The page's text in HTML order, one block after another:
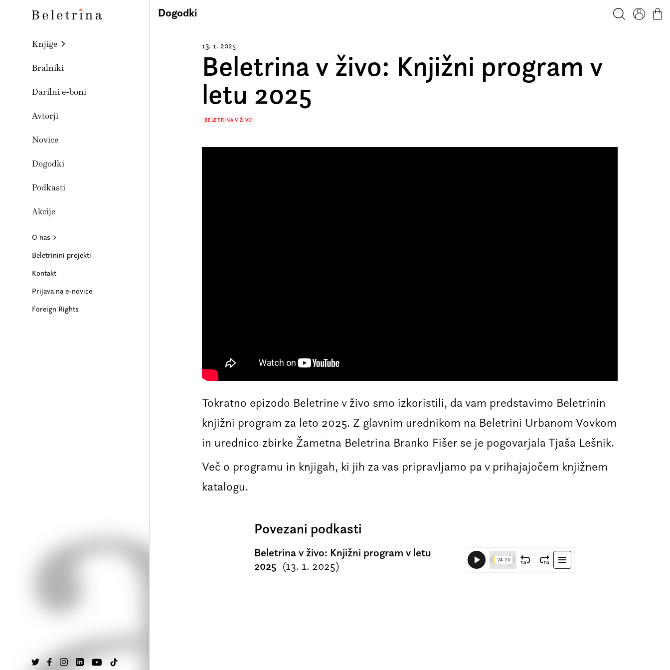
Beletrina
Knjige
Bralniki
Darilni e-boni
Avtorji
Novice
Dogodki
Podkasti
Akcije
O nas
Beletrinini projekti
Kontakt
Prijava na e-novice
Foreign Rights
Dogodki
13. 1. 2025
Beletrina v živo: Knjižni program v
letu 2025
BELETRINA V ŽIVO
Tokratno epizodo Beletrine v živo smo izkoristili, da vam predstavimo Beletrinin
knjižni program za leto 2025. Z glavnim urednikom na Beletrini Urbanom Vovkom
in urednico zbirke Žametna Beletrina Branko Fišer se je pogovarjala Tjaša Lešnik.
Več o programu in knjigah, ki jih za vas pripravljamo pa v prihajajočem knjižnem
katalogu.
Povezani podkasti
Beletrina v živo: Knjižni program v letu
2025 (13. 1. 2025)